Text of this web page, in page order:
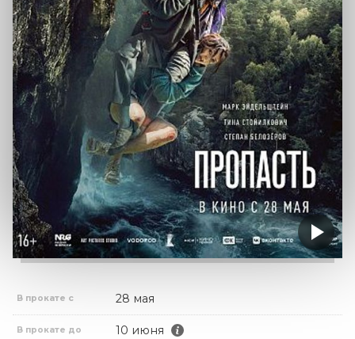
В прокате с 28 мая
В прокате до 10 июня